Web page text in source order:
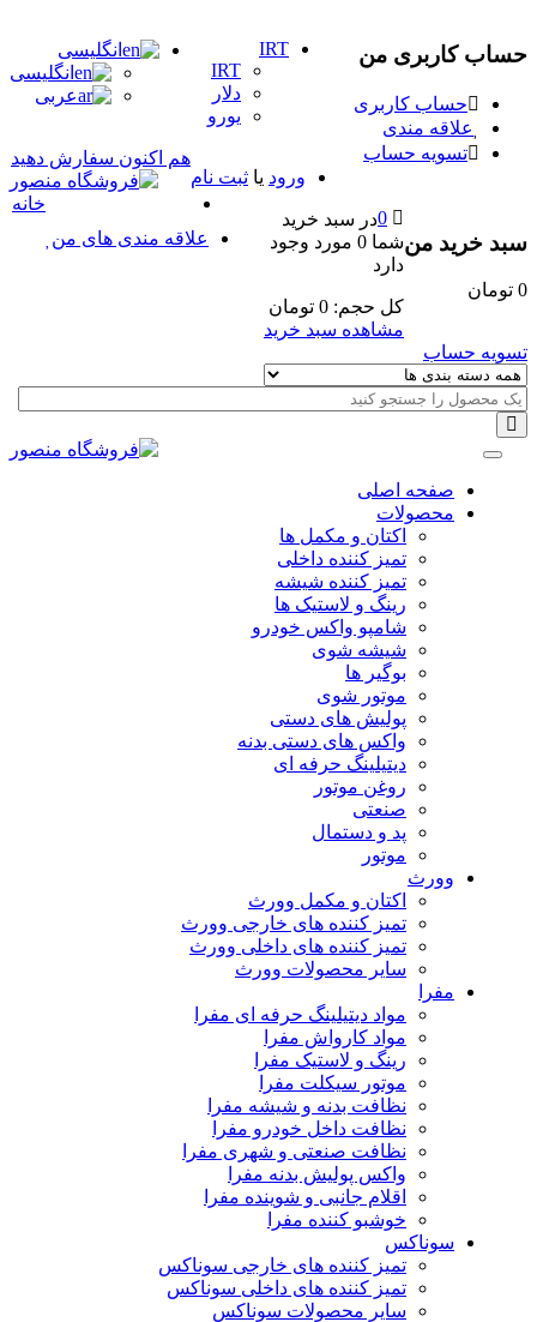
انگلیسی
انگلیسی
عربی
IRT
IRT
دلار
یورو
حساب کاربری من
حساب کاربری
علاقه مندی
تسویه حساب
ورود یا ثبت نام
هم اکنون سفارش دهید
سبد خرید من
0 تومان
0در سبد خرید
شما 0 مورد
وجود
دارد
کل حجم: 0 تومان
مشاهده سبد خرید
تسویه حساب
علاقه مندی های من
Categories
صفحه اصلی
محصولات
اکتان و مکمل ها
تمیز کننده داخلی
تمیز کننده شیشه
رینگ و لاستیک ها
شامپو واکس خودرو
شیشه شوی
بوگیر ها
موتور شوی
پولیش های دستی
واکس های دستی بدنه
دیتیلینگ حرفه ای
روغن موتور
صنعتی
پد و دستمال
موتور
وورث
اکتان و مکمل وورث
تمیز کننده های خارجی وورث
تمیز کننده های داخلی وورث
سایر محصولات وورث
مفرا
مواد دیتیلینگ حرفه ای مفرا
مواد کارواش مفرا
رینگ و لاستیک مفرا
موتور سیکلت مفرا
نظافت بدنه و شیشه مفرا
نظافت داخل خودرو مفرا
نظافت صنعتی و شهری مفرا
واکس پولیش بدنه مفرا
اقلام جانبی و شوینده مفرا
خوشبو کننده مفرا
سوناکس
تمیز کننده های خارجی سوناکس
تمیز کننده های داخلی سوناکس
سایر محصولات سوناکس
خانه